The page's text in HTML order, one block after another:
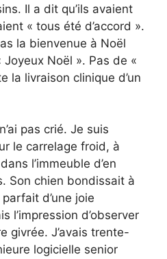
Il a dit qu’ils avaient
« tous été d’accord ».
la bienvenue à Noël
Noël ». Pas de «
la livraison clinique d’un
pas crié. Je suis
le carrelage froid, à
l’immeuble d’en
Son chien bondissait à
d’une joie
l’impression d’observer
givrée. J’avais trente-
logicielle senior